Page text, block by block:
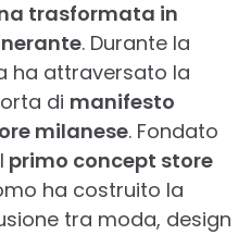
trasformata in
. Durante la
ha attraversato la
di manifesto
milanese. Fondato
primo concept store
ha costruito la
tra moda, design